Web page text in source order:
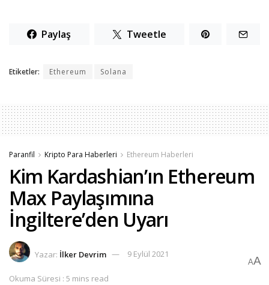
Paylaş Tweetle
Etiketler: Ethereum Solana
Paranfil Kripto Para Haberleri Ethereum Haberleri
Kim Kardashian’ın Ethereum
Max Paylaşımına
İngiltere’den Uyarı
Yazar: İlker Devrim 9 Eylül 2021
Okuma Süresi : 5 mins read
AA